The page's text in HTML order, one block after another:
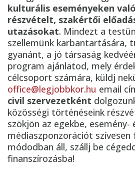
kulturális eseményeken
részvételt, szakértői
utazásokat. Mindezt a
szellemünk karbantartására,
gyanánt, a jó társaság
program ajánlatod, mely
célcsoport számára, küldj
office@legjobbkor.hu email
civil szervezetként
közösségi történéseink
szökjön az egekbe, esemény-
médiaszponzorációt szívesen
módodban áll, szállj be
finanszírozásba!